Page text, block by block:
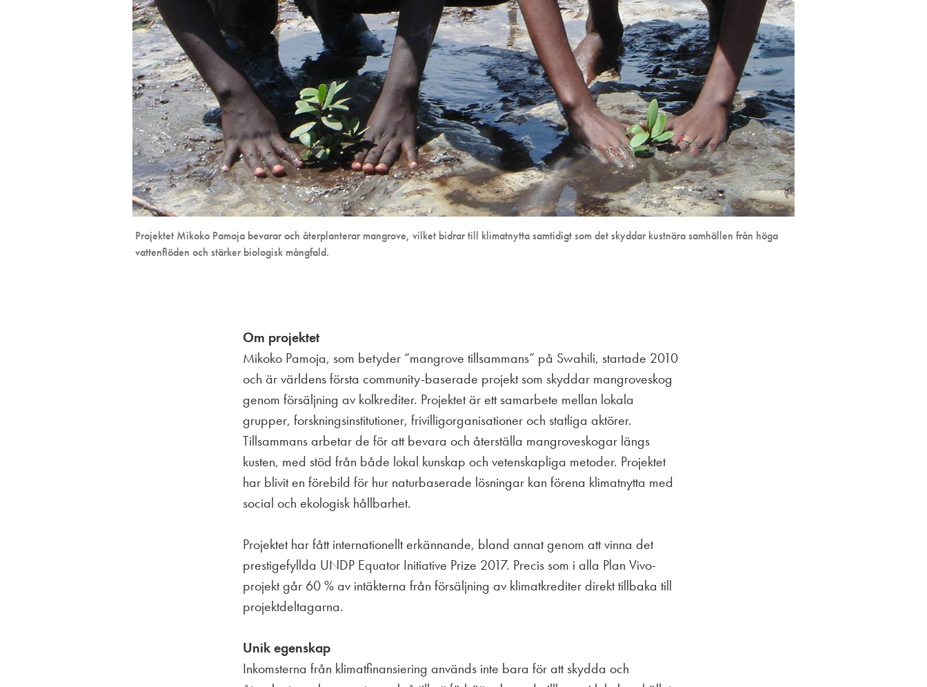
Projektet Mikoko Pamoja bevarar och återplanterar mangrove, vilket bidrar till klimatnytta samtidigt som det skyddar kustnära samhällen från höga
vattenflöden och stärker biologisk mångfald.
Om projektet
Mikoko Pamoja, som betyder “mangrove tillsammans” på Swahili, startade 2010
och är världens första community-baserade projekt som skyddar mangroveskog
genom försäljning av kolkrediter. Projektet är ett samarbete mellan lokala
grupper, forskningsinstitutioner, frivilligorganisationer och statliga aktörer.
Tillsammans arbetar de för att bevara och återställa mangroveskogar längs
kusten, med stöd från både lokal kunskap och vetenskapliga metoder. Projektet
har blivit en förebild för hur naturbaserade lösningar kan förena klimatnytta med
social och ekologisk hållbarhet.
Projektet har fått internationellt erkännande, bland annat genom att vinna det
prestigefyllda UNDP Equator Initiative Prize 2017. Precis som i alla Plan Vivo-
projekt går 60 % av intäkterna från försäljning av klimatkrediter direkt tillbaka till
projektdeltagarna.
Unik egenskap
Inkomsterna från klimatfinansiering används inte bara för att skydda och